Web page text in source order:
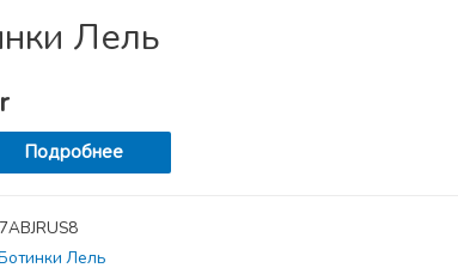
Лель
Подробнее
Лель